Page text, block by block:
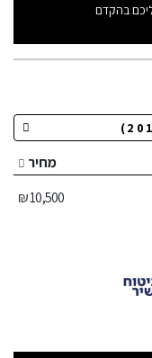
בהקדם
מחיר
10,500 ₪